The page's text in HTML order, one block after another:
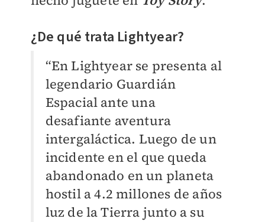
¿De qué trata Lightyear?
“En Lightyear se presenta al
legendario Guardián
Espacial ante una
desafiante aventura
intergaláctica. Luego de un
incidente en el que queda
abandonado en un planeta
hostil a 4.2 millones de años
luz de la Tierra junto a su